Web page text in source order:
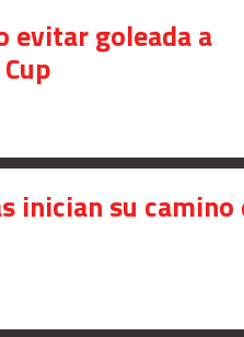
evitar goleada a
inician su camino